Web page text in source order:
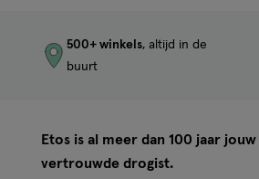
500+ winkels, altijd in de
buurt
Etos is al meer dan 100 jaar jouw
vertrouwde drogist.